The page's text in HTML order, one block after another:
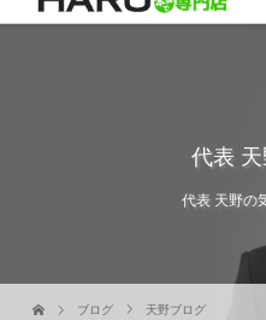
代表
代表 天野の
ブログ 天野ブログ